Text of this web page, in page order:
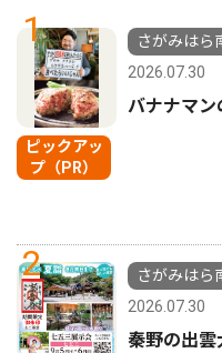
1
ピックアッ
プ（PR）
さがみはら
2026.07.30
バナナマン
2
さがみはら
2026.07.30
秦野の出